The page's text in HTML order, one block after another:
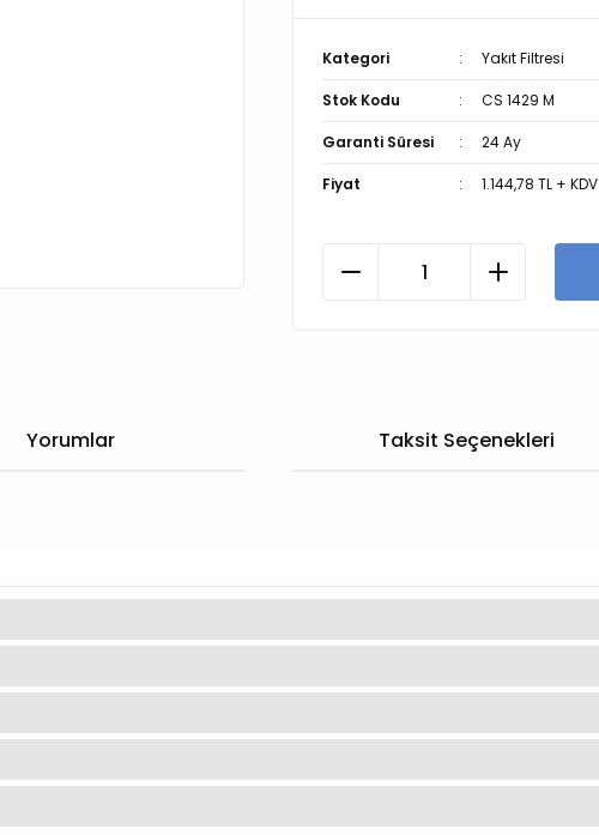
Kategori Yakıt Filtresi
Stok Kodu CS 1429 M
Garanti Süresi 24 Ay
Fiyat 1.144,78 TL + KDV
Yorumlar Taksit Seçenekleri